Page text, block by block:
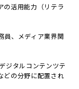
の活用能力（リテラ
員、メディア業界関
ジタルコンテンツテ
どの分野に配置され